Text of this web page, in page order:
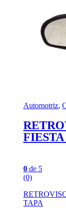
Automotriz,
FIESTA
0 de 5
(0)
TAPA